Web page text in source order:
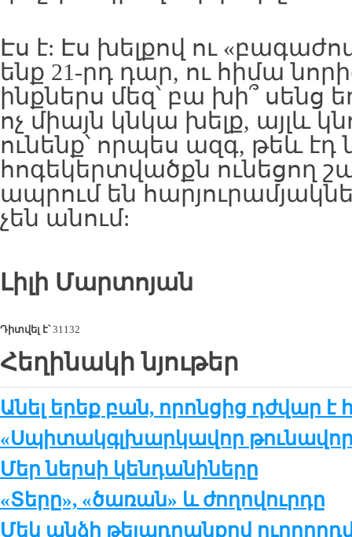
Էս է: Էս խելքով ու
ենք 21-րդ դար, ու հիմա
ինքներս մեզ՝ բա խի՞ սենց
ոչ միայն կնկա խելք, այլև
ունենք՝ որպես ազգ, թեև էդ
հոգեկերտվածքն ունեցող
ապրում են
չեն անում:
Լիլի Մարտոյան
Դիտվել է՝31132
Հեղինակի նյութեր
Անել երեք բան, որոնցից դժվար է
«Սպիտակգլխարկավոր թունավոր
Մեր ներսի կենդանիները
«Տերը», «ծառան» և ժողովուրդը
Մեկ անձի թելադրանքով